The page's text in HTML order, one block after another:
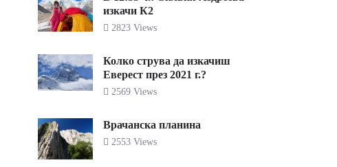
изкачи К2
2823 Views
Колко струва да изкачиш
Еверест през 2021 г.?
2569 Views
Врачанска планина
2553 Views